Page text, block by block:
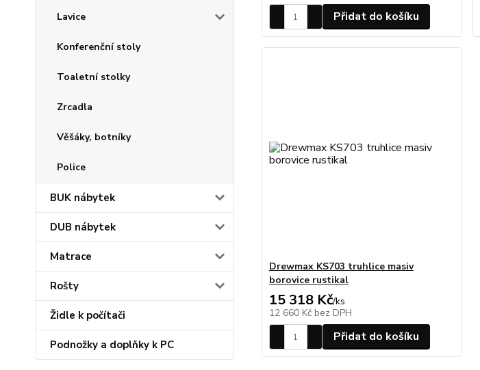
Lavice
Konferenční stoly
Toaletní stolky
Zrcadla
Věšáky, botníky
Police
BUK nábytek
DUB nábytek
Matrace
Rošty
Židle k počítači
Podnožky a doplňky k PC
Přidat do košíku
Drewmax KS703 truhlice masiv
borovice rustikal
15 318 Kč/ks
12 660 Kč bez DPH
Přidat do košíku